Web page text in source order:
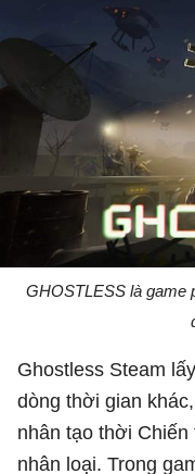
GHOSTLESS là game
Ghostless Steam
dòng thời gian
nhân tạo thời
nhân loại. Trong